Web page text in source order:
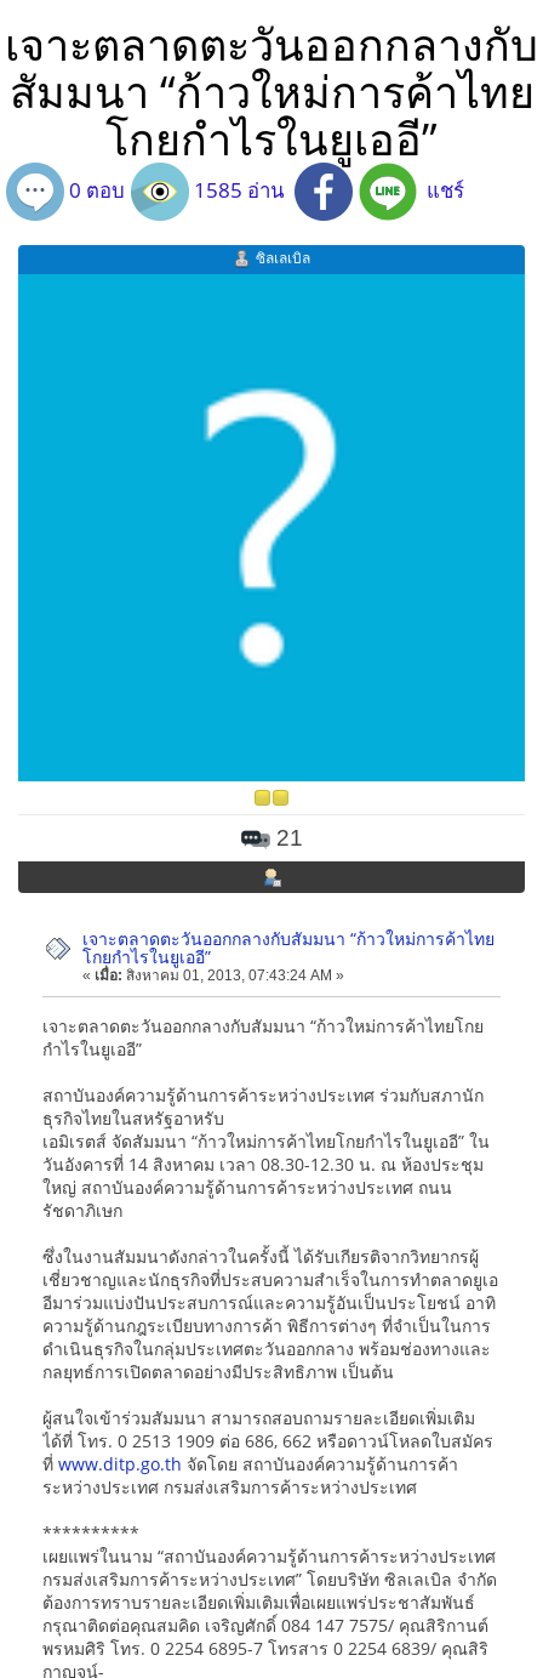
เจาะตลาดตะวันออกกลางกับ
สัมมนา “ก้าวใหม่การค้าไทย
โกยกำไรในยูเออี”
0 ตอบ 1585 อ่าน แชร์
ซิลเลเบิล
21
เจาะตลาดตะวันออกกลางกับสัมมนา “ก้าวใหม่การค้าไทย
โกยกำไรในยูเออี”
« เมื่อ: สิงหาคม 01, 2013, 07:43:24 AM »
เจาะตลาดตะวันออกกลางกับสัมมนา “ก้าวใหม่การค้าไทยโกย
กำไรในยูเออี”
สถาบันองค์ความรู้ด้านการค้าระหว่างประเทศ ร่วมกับสภานัก
ธุรกิจไทยในสหรัฐอาหรับ
เอมิเรตส์ จัดสัมมนา “ก้าวใหม่การค้าไทยโกยกำไรในยูเออี” ใน
วันอังคารที่ 14 สิงหาคม เวลา 08.30-12.30 น. ณ ห้องประชุม
ใหญ่ สถาบันองค์ความรู้ด้านการค้าระหว่างประเทศ ถนน
รัชดาภิเษก
ซึ่งในงานสัมมนาดังกล่าวในครั้งนี้ ได้รับเกียรติจากวิทยากรผู้
เชี่ยวชาญและนักธุรกิจที่ประสบความสำเร็จในการทำตลาดยูเอ
อีมาร่วมแบ่งปันประสบการณ์และความรู้อันเป็นประโยชน์ อาทิ
ความรู้ด้านกฎระเบียบทางการค้า พิธีการต่างๆ ที่จำเป็นในการ
ดำเนินธุรกิจในกลุ่มประเทศตะวันออกกลาง พร้อมช่องทางและ
กลยุทธ์การเปิดตลาดอย่างมีประสิทธิภาพ เป็นต้น
ผู้สนใจเข้าร่วมสัมมนา สามารถสอบถามรายละเอียดเพิ่มเติม
ได้ที่ โทร. 0 2513 1909 ต่อ 686, 662 หรือดาวน์โหลดใบสมัคร
ที่ www.ditp.go.th จัดโดย สถาบันองค์ความรู้ด้านการค้า
ระหว่างประเทศ กรมส่งเสริมการค้าระหว่างประเทศ
**********
เผยแพร่ในนาม “สถาบันองค์ความรู้ด้านการค้าระหว่างประเทศ
กรมส่งเสริมการค้าระหว่างประเทศ” โดยบริษัท ซิลเลเบิล จำกัด
ต้องการทราบรายละเอียดเพิ่มเติมเพื่อเผยแพร่ประชาสัมพันธ์
กรุณาติดต่อคุณสมคิด เจริญศักดิ์ 084 147 7575/ คุณสิริกานต์
พรหมศิริ โทร. 0 2254 6895-7 โทรสาร 0 2254 6839/ คุณสิริ
กาญจน์-